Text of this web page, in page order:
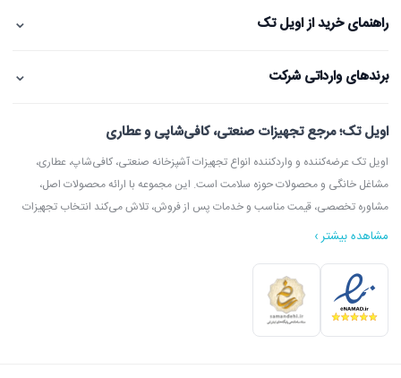
راهنمای خرید از اویل تک ⌄
برندهای وارداتی شرکت ⌄
اویل تک؛ مرجع تجهیزات صنعتی، کافی‌شاپی و عطاری
اویل تک عرضه‌کننده و واردکننده انواع تجهیزات آشپزخانه صنعتی، کافی‌شاپ، عطاری،
مشاغل خانگی و محصولات حوزه سلامت است. این مجموعه با ارائه محصولات اصل،
مشاوره تخصصی، قیمت مناسب و خدمات پس از فروش، تلاش می‌کند انتخاب تجهیزات
در اویل تک می‌توانید انواع دستگاه آسیاب عطاری، آسیاب قهوه، دستگاه روغن‌گیری،
ارده‌گیری و کره‌گیری، دستگاه بخور، بویلر آب جوش، اسپرسوساز، گریل، سرخ‌کن، خمیرگیر،
مشاهده بیشتر ›